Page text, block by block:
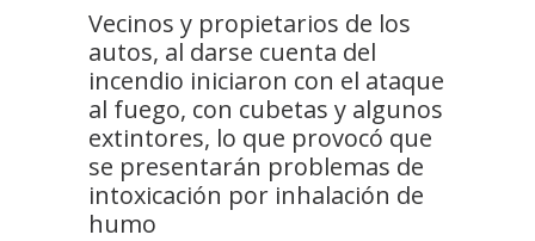
Vecinos y propietarios de los
autos, al darse cuenta del
incendio iniciaron con el ataque
al fuego, con cubetas y algunos
extintores, lo que provocó que
se presentarán problemas de
intoxicación por inhalación de
humo